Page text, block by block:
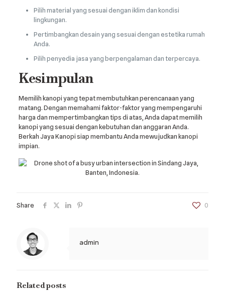
Pilih material yang sesuai dengan iklim dan kondisi
lingkungan.
Pertimbangkan desain yang sesuai dengan estetika rumah
Anda.
Pilih penyedia jasa yang berpengalaman dan terpercaya.
Kesimpulan
Memilih kanopi yang tepat membutuhkan perencanaan yang
matang. Dengan memahami faktor-faktor yang mempengaruhi
harga dan mempertimbangkan tips di atas, Anda dapat memilih
kanopi yang sesuai dengan kebutuhan dan anggaran Anda.
Berkah Jaya Kanopi siap membantu Anda mewujudkan kanopi
impian.
Share 0
admin
Related posts